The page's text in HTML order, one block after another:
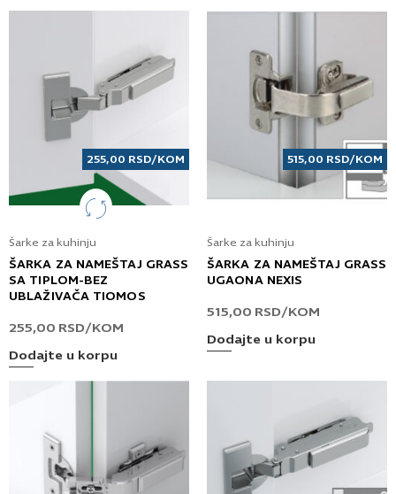
255,00 RSD/KOM
Šarke za kuhinju
ŠARKA ZA NAMEŠTAJ GRASS
SA TIPLOM-BEZ
UBLAŽIVAČA TIOMOS
255,00 RSD/KOM
Dodajte u korpu
515,00 RSD/KOM
Šarke za kuhinju
ŠARKA ZA NAMEŠTAJ GRASS
UGAONA NEXIS
515,00 RSD/KOM
Dodajte u korpu